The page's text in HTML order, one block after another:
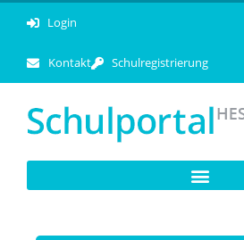
Login
Kontakt Schulregistrierung